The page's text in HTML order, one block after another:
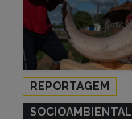
REPORTAGEM
SOCIOAMBIENTAL